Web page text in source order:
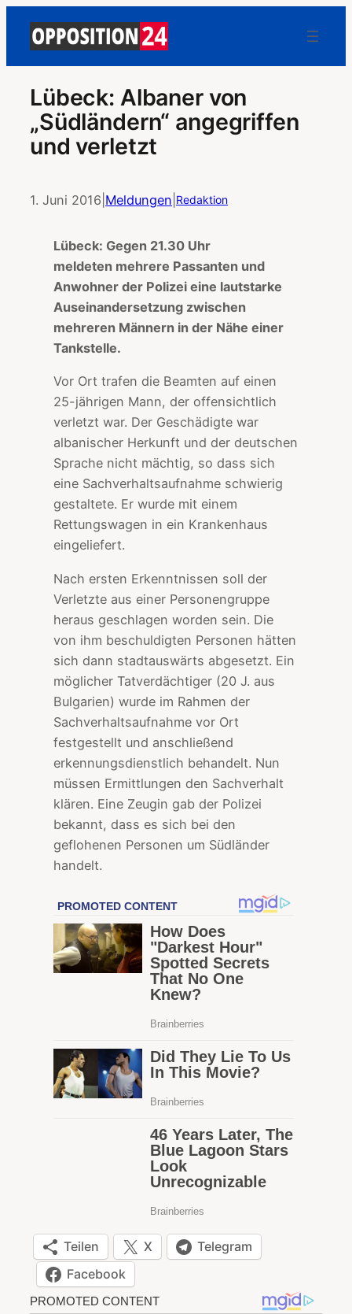
Lübeck: Albaner von
„Südländern“ angegriffen
und verletzt
1. Juni 2016 Meldungen Redaktion
Lübeck: Gegen 21.30 Uhr
meldeten mehrere Passanten und
Anwohner der Polizei eine lautstarke
Auseinandersetzung zwischen
mehreren Männern in der Nähe einer
Tankstelle.
Vor Ort trafen die Beamten auf einen
25-jährigen Mann, der offensichtlich
verletzt war. Der Geschädigte war
albanischer Herkunft und der deutschen
Sprache nicht mächtig, so dass sich
eine Sachverhaltsaufnahme schwierig
gestaltete. Er wurde mit einem
Rettungswagen in ein Krankenhaus
eingeliefert.
Nach ersten Erkenntnissen soll der
Verletzte aus einer Personengruppe
heraus geschlagen worden sein. Die
von ihm beschuldigten Personen hätten
sich dann stadtauswärts abgesetzt. Ein
möglicher Tatverdächtiger (20 J. aus
Bulgarien) wurde im Rahmen der
Sachverhaltsaufnahme vor Ort
festgestellt und anschließend
erkennungsdienstlich behandelt. Nun
müssen Ermittlungen den Sachverhalt
klären. Eine Zeugin gab der Polizei
bekannt, dass es sich bei den
geflohenen Personen um Südländer
handelt.
Teilen X
Telegram
Facebook